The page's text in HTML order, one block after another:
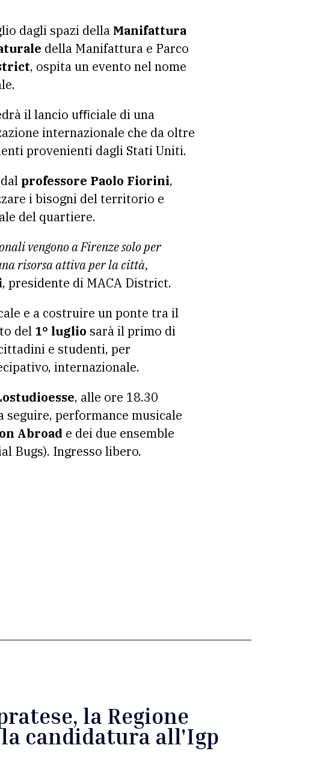
dagli spazi della Manifattura
della Manifattura e Parco
, ospita un evento nel nome
il lancio uﬃciale di una
internazionale che da oltre
provenienti dagli Stati Uniti.
professore Paolo Fiorini,
i bisogni del territorio e
del quartiere.
vengono a Firenzesolo per
risorsaattiva per la città,
, presidente di MACA District.
e a costruire un ponte tra il
del 1° luglio sarà il primo di
e studenti, per
internazionale.
, alle ore 18.30
seguire, performance musicale
Abroad e dei due ensemble
Bugs). Ingresso libero.
la Regione
candidatura all'Igp